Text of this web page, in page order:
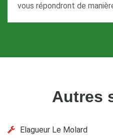
vous répondront de
Autres
Elagueur Le Molard